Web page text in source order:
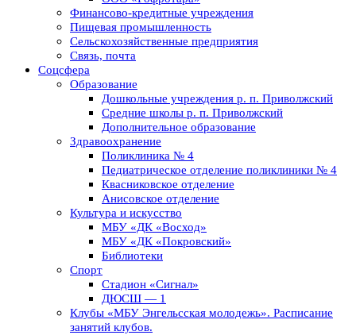
Финансово-кредитные учреждения
Пищевая промышленность
Сельскохозяйственные предприятия
Связь, почта
Соцсфера
Образование
Дошкольные учреждения р. п. Приволжский
Средние школы р. п. Приволжский
Дополнительное образование
Здравоохранение
Поликлиника № 4
Педиатрическое отделение поликлиники № 4
Квасниковское отделение
Анисовское отделение
Культура и искусство
МБУ «ДК «Восход»
МБУ «ДК «Покровский»
Библиотеки
Спорт
Стадион «Сигнал»
ДЮСШ — 1
Клубы «МБУ Энгельсская молодежь». Расписание
занятий клубов.